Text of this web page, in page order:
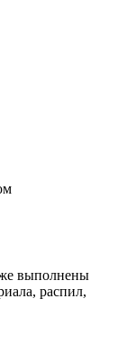
выполнены
распил,